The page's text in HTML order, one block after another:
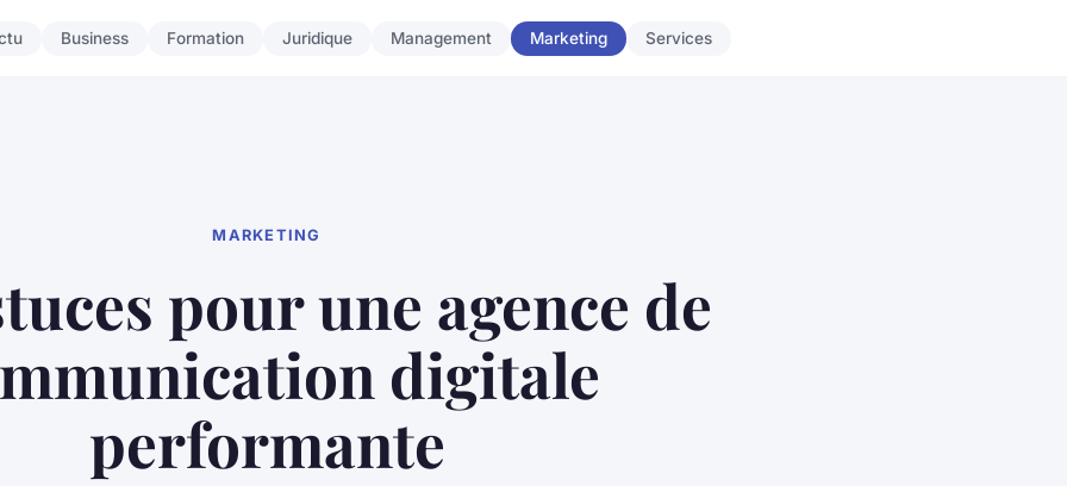
Business Formation Juridique Management Marketing Services
MARKETING
pour une agence de
digitale
performante